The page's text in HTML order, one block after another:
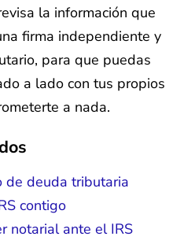
la información que
firma independiente y
para que puedas
a lado con tus propios
a nada.
de deuda tributaria
contigo
notarial ante el IRS